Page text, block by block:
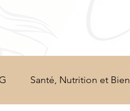
Santé, Nutrition et